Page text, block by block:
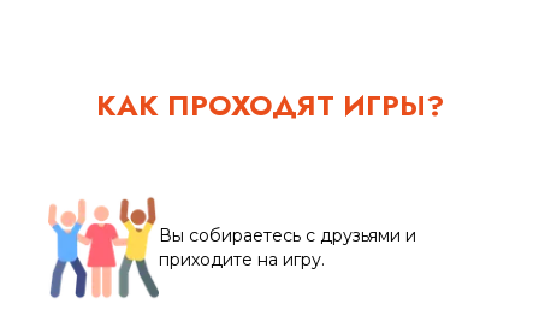
КАК ПРОХОДЯТ ИГРЫ?
Вы собираетесь с друзьями и
приходите на игру.